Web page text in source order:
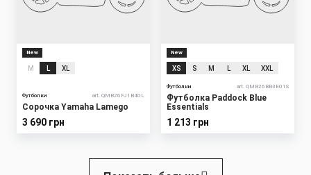
New
M XL
Футболки art. QMB26FJ1B40L
Сорочка Yamaha Lamego
3 690 грн
New
XS S M XL XXL
Футболки art. QMB26BB3E01S
Футболка Paddock Blue
Essentials
1 213 грн